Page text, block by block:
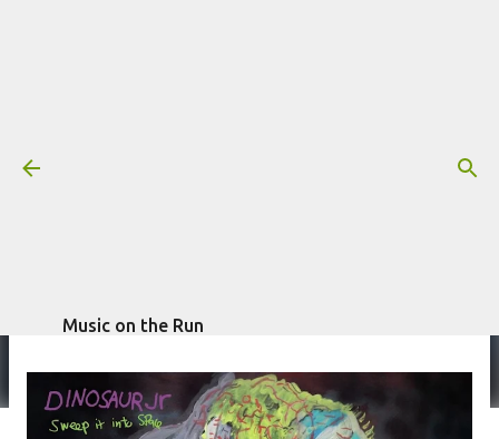
Music on the Run
Resenha: Dinosaur Jr. - Sweep It